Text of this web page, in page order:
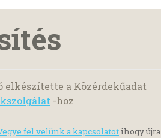
elkészítette a Közérdekűadat
-hoz
fel velünk a kapcsolatotihogy újra